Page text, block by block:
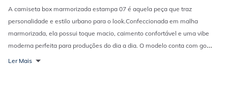
A camiseta box marmorizada estampa 07 é aquela peça que traz
personalidade e estilo urbano para o look.Confeccionada em malha
marmorizada, ela possui toque macio, caimento confortável e uma vibe
moderna perfeita para produções do dia a dia. O modelo conta com gola
canelada e mangas curtas, enquanto a estampa frontal adiciona um
Ler Mais